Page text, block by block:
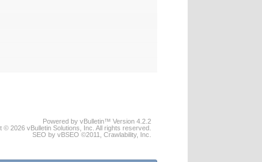
Powered by vBulletin™ Version 4.2.2
© 2026 vBulletin Solutions, Inc. All rights reserved.
SEO by vBSEO ©2011, Crawlability, Inc.